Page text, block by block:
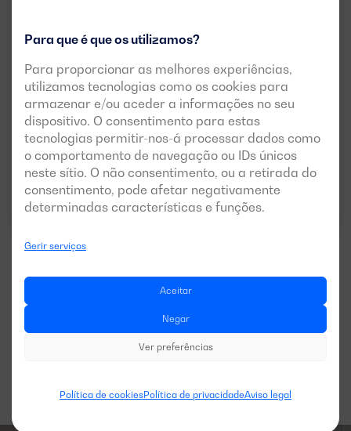
Para que é que os utilizamos?
Para proporcionar as melhores experiências,
utilizamos tecnologias como os cookies para
armazenar e/ou aceder a informações no seu
dispositivo. O consentimento para estas
tecnologias permitir-nos-á processar dados como
o comportamento de navegação ou IDs únicos
neste sítio. O não consentimento, ou a retirada do
consentimento, pode afetar negativamente
determinadas características e funções.
Gerir serviços
Aceitar
Negar
Ver preferências
Política de cookiesPolítica de privacidadeAviso legal
DGH 12 TF P
PRP:12,5 kVA (10 kW)
TENSÃO:
400/230V EU Stage V
Descarregar ficha técnica